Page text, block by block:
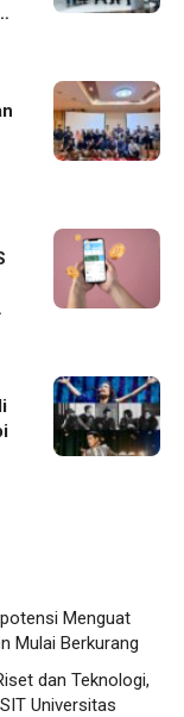
Menguat
Mulai Berkurang
dan Teknologi,
Universitas